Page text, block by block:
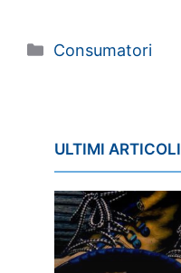
Categorie
Consumatori
ULTIMI ARTICOLI